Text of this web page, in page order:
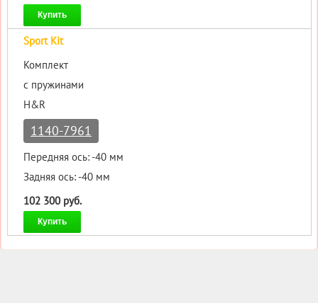
Купить
Sport Kit
Комплект
с пружинами
H&R
1140-7961
Передняя ось: -40 мм
Задняя ось: -40 мм
102 300 руб.
Купить